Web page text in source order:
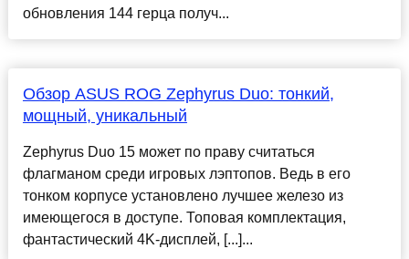
обновления 144 герца получ...
Обзор ASUS ROG Zephyrus Duo: тонкий,
мощный, уникальный
Zephyrus Duo 15 может по праву считаться
флагманом среди игровых лэптопов. Ведь в его
тонком корпусе установлено лучшее железо из
имеющегося в доступе. Топовая комплектация,
фантастический 4K-дисплей, [...]...